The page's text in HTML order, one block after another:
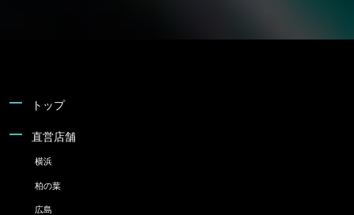
トップ
直営店舗
横浜
柏の葉
広島